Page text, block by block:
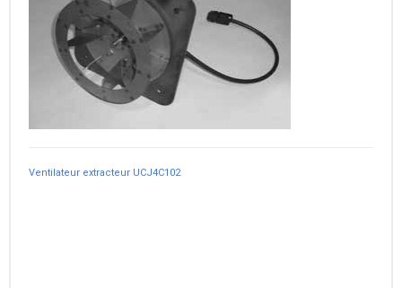
Ventilateur extracteur UCJ4C102